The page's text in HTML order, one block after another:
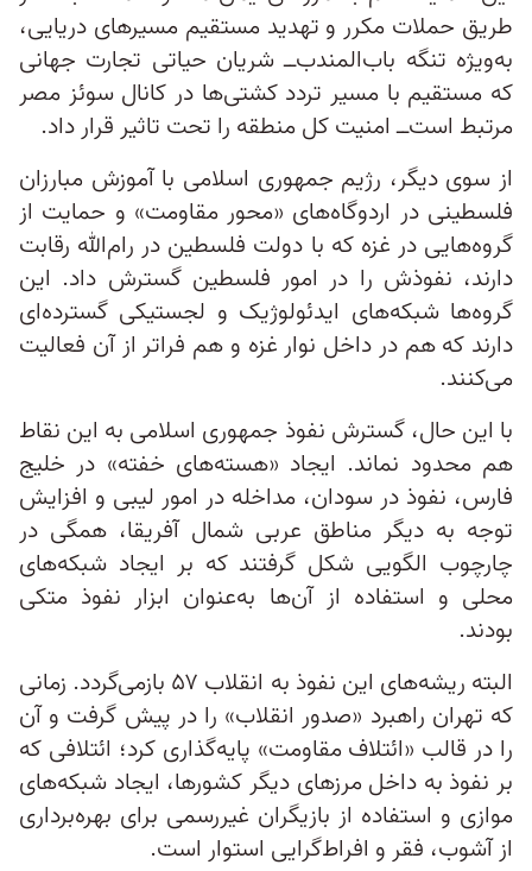
طریق حملات مکرر و تهدید مستقیم مسیرهای دریایی،
به‌ویژه تنگه باب‌المندب‌ــ شریان حیاتی تجارت جهانی
که مستقیم با مسیر تردد کشتی‌ها در کانال سوئز مصر
مرتبط است‌ــ امنیت کل منطقه را تحت تاثیر قرار داد.
از سوی دیگر، رژیم جمهوری اسلامی با آموزش مبارزان
فلسطینی در اردوگاه‌های «محور مقاومت» و حمایت از
گروه‌هایی در غزه که با دولت فلسطین در رام‌الله رقابت
دارند، نفوذش را در امور فلسطین گسترش داد. این
گروه‌ها شبکه‌های ایدئولوژیک و لجستیکی گسترده‌ای
دارند که هم در داخل نوار غزه و هم فراتر از آن فعالیت
می‌کنند.
با این حال، گسترش نفوذ جمهوری اسلامی به این نقاط
هم محدود نماند. ایجاد «هسته‌های خفته» در خلیج
فارس، نفوذ در سودان، مداخله در امور لیبی و افزایش
توجه به دیگر مناطق عربی شمال آفریقا، همگی در
چارچوب الگویی شکل گرفتند که بر ایجاد شبکه‌های
محلی و استفاده از آن‌ها به‌عنوان ابزار نفوذ متکی
بودند.
البته ریشه‌های این نفوذ به انقلاب ۵۷ بازمی‌گردد. زمانی
که تهران راهبرد «صدور انقلاب» را در پیش گرفت و آن
را در قالب «ائتلاف مقاومت» پایه‌گذاری کرد؛ ائتلافی که
بر نفوذ به داخل مرزهای دیگر کشورها، ایجاد شبکه‌های
موازی و استفاده از بازیگران غیررسمی برای بهره‌برداری
از آشوب، فقر و افراط‌گرایی استوار است.